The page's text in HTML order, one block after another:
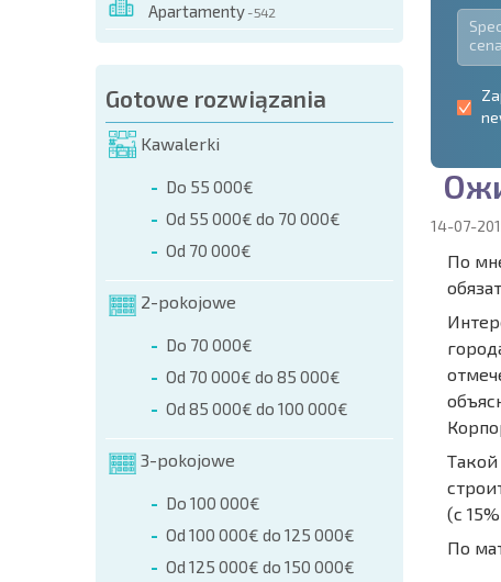
Apartamenty - 542
Gotowe rozwiązania
Kawalerki
Do 55 000€
Od 55 000€ do 70 000€
Od 70 000€
2-pokojowe
Do 70 000€
Od 70 000€ do 85 000€
Od 85 000€ do 100 000€
3-pokojowe
Do 100 000€
Od 100 000€ do 125 000€
Od 125 000€ do 150 000€
Ож
14-07-
По
(с
По